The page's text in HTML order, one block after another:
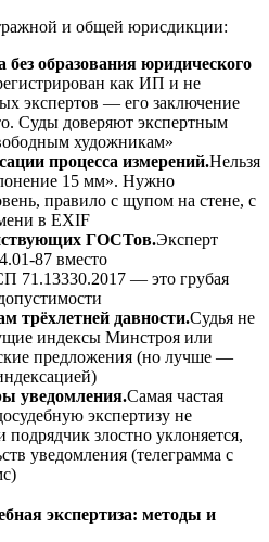
и общей юрисдикции:
без образования юридического
как ИП и не
экспертов — его заключение
Суды доверяют экспертным
художникам»
процесса измерений.Нельзя
15 мм». Нужно
правило с щупом на стене, с
в EXIF
ГОСТов.Эксперт
87 вместо
71.13330.2017 — это грубая
трёхлетней давности.Судья не
индексы Минстроя или
предложения (но лучше —
уведомления.Самая частая
экспертизу не
злостно уклоняется,
уведомления (телеграмма с
экспертиза: методы и